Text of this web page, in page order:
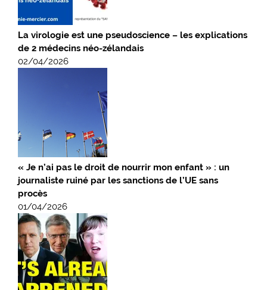
La virologie est une pseudoscience – les explications
de 2 médecins néo-zélandais
02/04/2026
« Je n’ai pas le droit de nourrir mon enfant » : un
journaliste ruiné par les sanctions de l’UE sans
procès
01/04/2026